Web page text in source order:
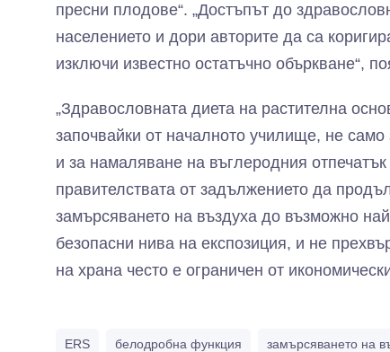
пресни плодове“. „Достъпът до
населението и дори авторите да са
изключи известно остатъчно объркване“,
„Здравословната диета на растителна
започвайки от началното училище, не
и за намаляване на въглеродния
правителствата от задължението да
замърсяването на въздуха до възможно
безопасни нива на експозиция, и не
на храна често е ограничен от
ERS белодробна функция замърсяването на